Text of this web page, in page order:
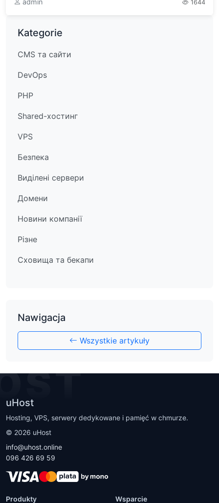
admin
1644
Kategorie
CMS та сайти
DevOps
PHP
Shared-хостинг
VPS
Безпека
Виділені сервери
Домени
Новини компанії
Різне
Сховища та бекапи
Nawigacja
Wszystkie artykuły
uHost
Hosting, VPS, serwery dedykowane i pamięć w chmurze.
© 2026 uHost
info@uhost.online
096 426 69 59
Produkty Wsparcie